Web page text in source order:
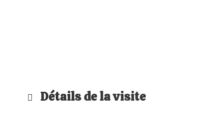
Détails de la visite